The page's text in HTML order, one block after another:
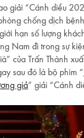
giải “Cánh diều
chống dịch
hạn số lượng
Nam đi trong sự
của Trấn Thành
sau đó là bộ phim “
giả” giải “Cánh